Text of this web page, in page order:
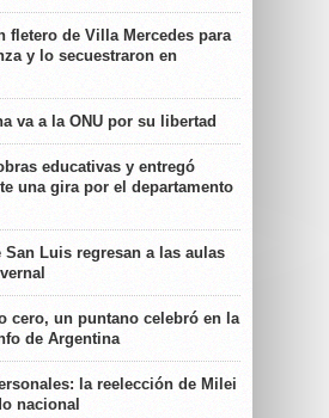
fletero de Villa Mercedes para
y lo secuestraron en
va a la ONU por su libertad
educativas y entregó
una gira por el departamento
San Luis regresan a las aulas
cero, un puntano celebró en la
de Argentina
la reelección de Milei
nacional